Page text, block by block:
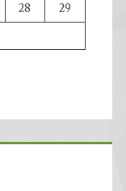
28
29